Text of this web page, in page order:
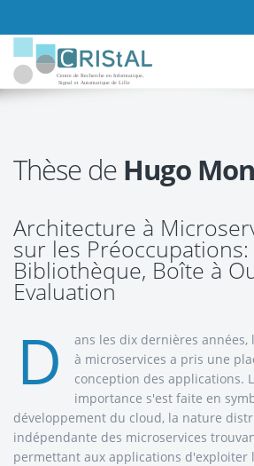
Thèse de Hugo
Architecture à
sur les Préoccupations:
Bibliothèque, Boîte à
Evaluation
D
ans les dix dernières
à microservices a pris une
conception des applications.
importance s'est faite en
développement du cloud, la nature
indépendante des microservices
permettant aux applications d'exploiter